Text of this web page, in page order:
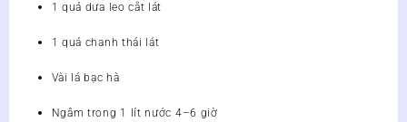
1 quả dưa leo cắt lát
1 quả chanh thái lát
Vài lá bạc hà
Ngâm trong 1 lít nước 4–6 giờ